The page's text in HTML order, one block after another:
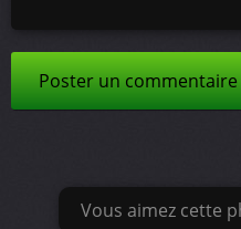
Poster un commentaire
Vous aimez cette